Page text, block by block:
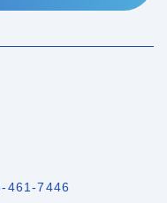
461-7446